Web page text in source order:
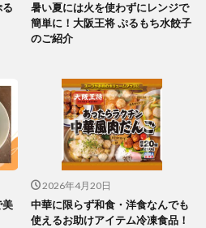
暑い夏には火を使わずにレンジで
簡単に！大阪王将 ぷるもち水餃子
のご紹介
美
2026年4月20日
中華に限らず和食・洋食なんでも
使えるお助けアイテム冷凍食品！